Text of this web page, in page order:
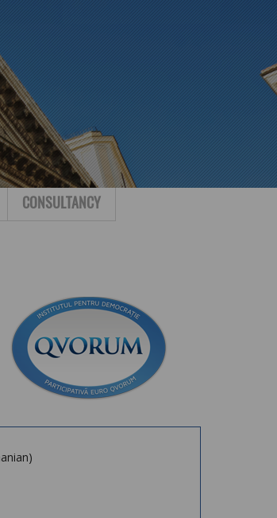
CONSULTANCY